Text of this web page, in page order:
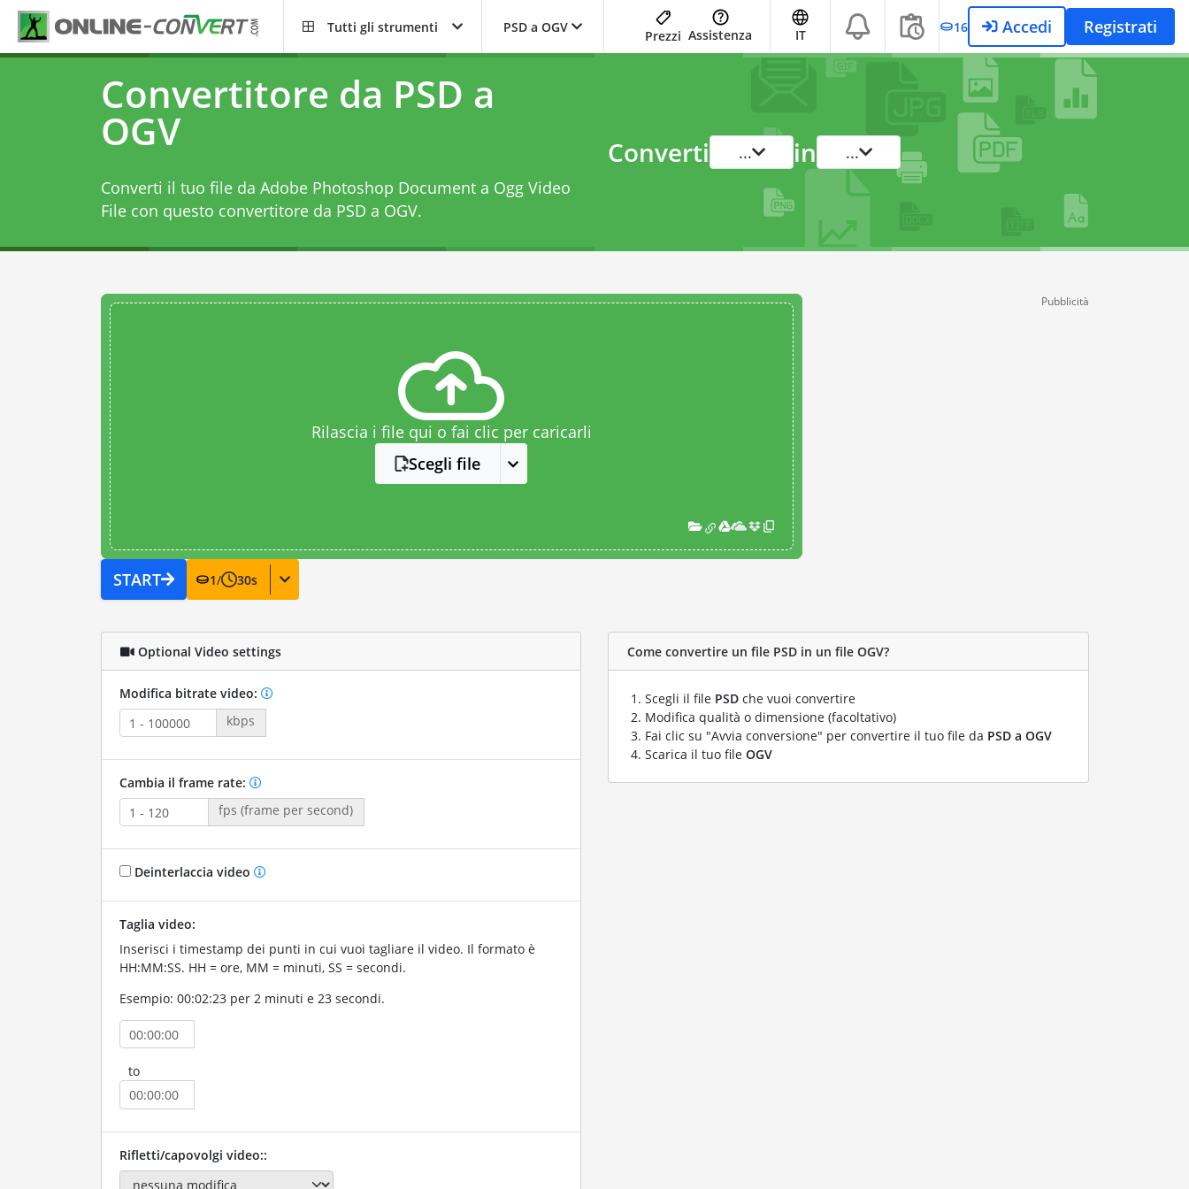
Tutti gli strumenti PSD a OGV
Prezzi Assistenza IT 16 Accedi Registrati
Convertitore da PSD a
OGV
Converti il tuo file da Adobe Photoshop Document a Ogg Video
File con questo convertitore da PSD a OGV.
Converti ... in ...
Rilascia i file qui o fai clic per caricarli
Scegli file
START 1/ 30s
Pubblicità
Optional Video settings
Modifica bitrate video:
kbps
Cambia il frame rate:
fps (frame per second)
Deinterlaccia video
Taglia video:
Inserisci i timestamp dei punti in cui vuoi tagliare il video. Il formato è
HH:MM:SS. HH = ore, MM = minuti, SS = secondi.
Esempio: 00:02:23 per 2 minuti e 23 secondi.
to
Rifletti/capovolgi video::
Come convertire un file PSD in un file OGV?
Scegli il file PSD che vuoi convertire
Modifica qualità o dimensione (facoltativo)
Fai clic su "Avvia conversione" per convertire il tuo file da PSD a OGV
Scarica il tuo file OGV